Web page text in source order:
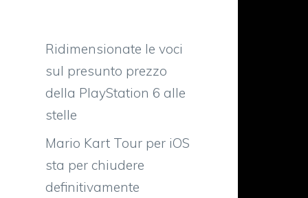
Ridimensionate le voci
sul presunto prezzo
della PlayStation 6 alle
stelle
Mario Kart Tour per iOS
sta per chiudere
definitivamente